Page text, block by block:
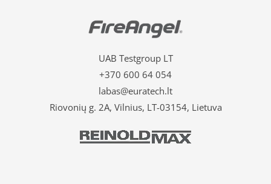
UAB Testgroup LT
+370 600 64 054
labas@euratech.lt
Riovonių g. 2A, Vilnius, LT-03154, Lietuva